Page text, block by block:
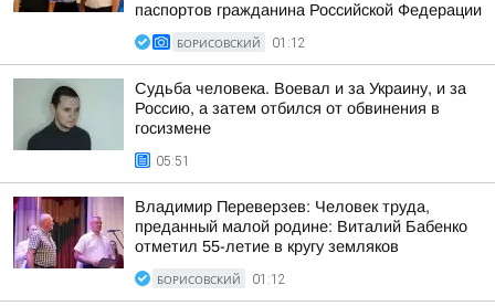
паспортов гражданина Российской Федерации
БОРИСОВСКИЙ 01:12
Судьба человека. Воевал и за Украину, и за
Россию, а затем отбился от обвинения в
госизмене
05:51
Владимир Переверзев: Человек труда,
преданный малой родине: Виталий Бабенко
отметил 55-летие в кругу земляков
БОРИСОВСКИЙ 01:12